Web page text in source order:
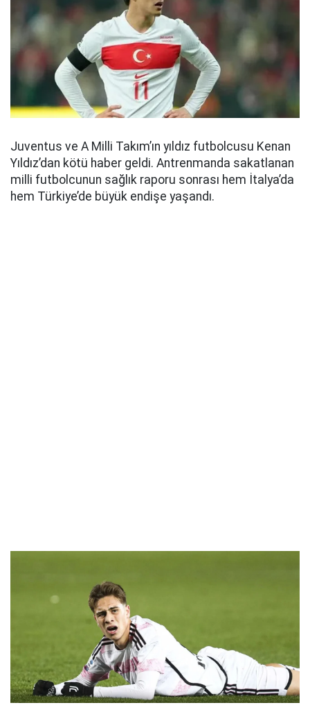
Juventus ve A Milli Takım’ın yıldız futbolcusu Kenan
Yıldız’dan kötü haber geldi. Antrenmanda sakatlanan
milli futbolcunun sağlık raporu sonrası hem İtalya’da
hem Türkiye’de büyük endişe yaşandı.